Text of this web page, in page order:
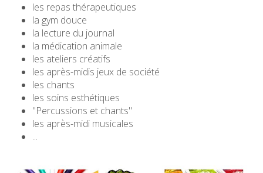
les repas thérapeutiques
la gym douce
la lecture du journal
la médication animale
les ateliers créatifs
les après-midis jeux de société
les chants
les soins esthétiques
"Percussions et chants"
les après-midi musicales
...